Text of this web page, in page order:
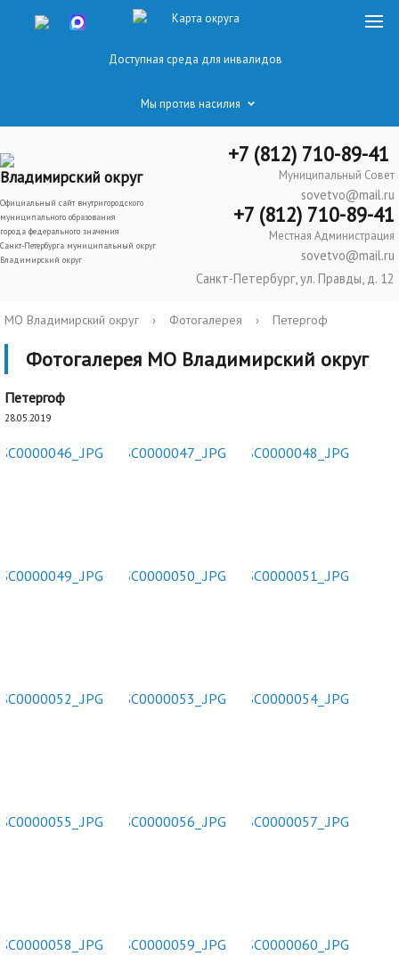
Карта округа
Доступная среда для инвалидов
Мы против насилия
Владимирский округ
Официальный сайт внутригородского
муниципального образования
города федерального значения
Санкт-Петербурга муниципальный округ
Владимирский округ
+7 (812) 710-89-41
Муниципальный Совет
sovetvo@mail.ru
+7 (812) 710-89-41
Местная Администрация
sovetvo@mail.ru
Санкт-Петербург, ул. Правды, д. 12
МО Владимирский округ › Фотогалерея › Петергоф
Фотогалерея МО Владимирский округ
Петергоф
28.05.2019